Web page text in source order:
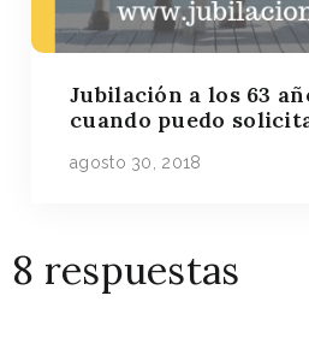
Jubilación a los 63
cuando puedo
agosto 30, 2018
8 respuestas